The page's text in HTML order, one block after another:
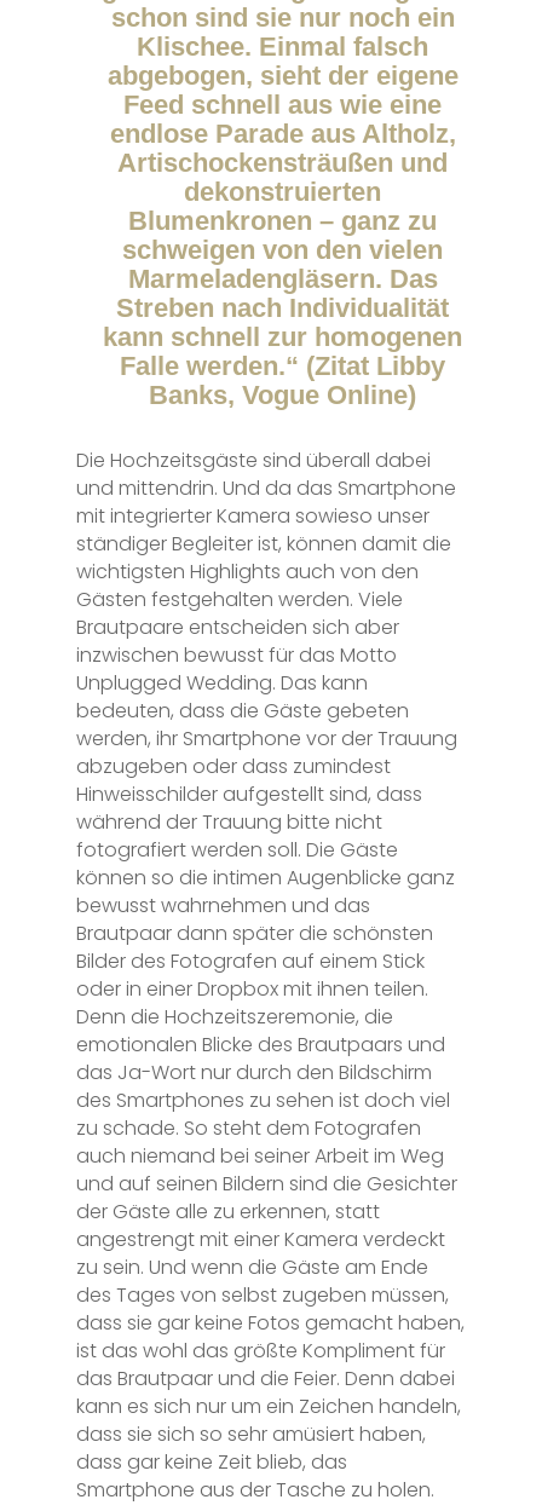
schon sind sie nur noch ein
Klischee. Einmal falsch
abgebogen, sieht der eigene
Feed schnell aus wie eine
endlose Parade aus Altholz,
Artischockensträußen und
dekonstruierten
Blumenkronen – ganz zu
schweigen von den vielen
Marmeladengläsern. Das
Streben nach Individualität
kann schnell zur homogenen
Falle werden.“ (Zitat Libby
Banks, Vogue Online)
Die Hochzeitsgäste sind überall dabei
und mittendrin. Und da das Smartphone
mit integrierter Kamera sowieso unser
ständiger Begleiter ist, können damit die
wichtigsten Highlights auch von den
Gästen festgehalten werden. Viele
Brautpaare entscheiden sich aber
inzwischen bewusst für das Motto
Unplugged Wedding. Das kann
bedeuten, dass die Gäste gebeten
werden, ihr Smartphone vor der Trauung
abzugeben oder dass zumindest
Hinweisschilder aufgestellt sind, dass
während der Trauung bitte nicht
fotografiert werden soll. Die Gäste
können so die intimen Augenblicke ganz
bewusst wahrnehmen und das
Brautpaar dann später die schönsten
Bilder des Fotografen auf einem Stick
oder in einer Dropbox mit ihnen teilen.
Denn die Hochzeitszeremonie, die
emotionalen Blicke des Brautpaars und
das Ja-Wort nur durch den Bildschirm
des Smartphones zu sehen ist doch viel
zu schade. So steht dem Fotografen
auch niemand bei seiner Arbeit im Weg
und auf seinen Bildern sind die Gesichter
der Gäste alle zu erkennen, statt
angestrengt mit einer Kamera verdeckt
zu sein. Und wenn die Gäste am Ende
des Tages von selbst zugeben müssen,
dass sie gar keine Fotos gemacht haben,
ist das wohl das größte Kompliment für
das Brautpaar und die Feier. Denn dabei
kann es sich nur um ein Zeichen handeln,
dass sie sich so sehr amüsiert haben,
dass gar keine Zeit blieb, das
Smartphone aus der Tasche zu holen.